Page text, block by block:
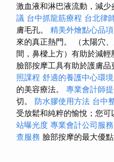
激血液和淋巴液流動，減少
議 台中抓龍筋療程 台北律
膚毛孔。 精美外燴點心品
來的真正熱門。 （太陽穴
間，鼻樑上方）有助於減
臉部按摩工具有助於護膚
照課程 舒適的養護中心環境
的美容療法。 專業會計師
切。 防水膠使用方法 台中
受放鬆和純粹的愉悅；您
站曝光度 專業會計公司服務
查服務 臉部按摩的最大優